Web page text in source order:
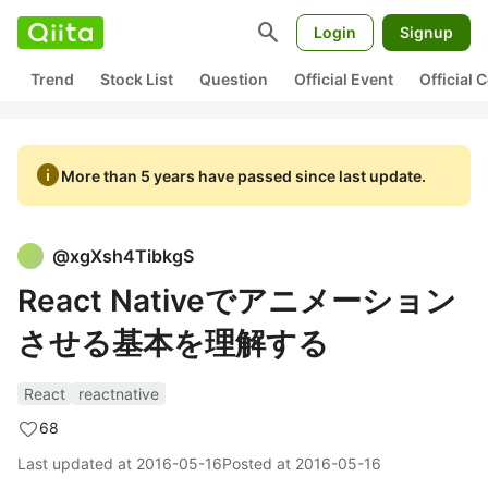
search Login Signup
Trend Stock List Question Official Event Official
infoMore than 5 years have passed since last update.
@xgXsh4TibkgS
React Nativeでアニメーション
させる基本を理解する
React
reactnative
68
Last updated at 2016-05-16Posted at 2016-05-16